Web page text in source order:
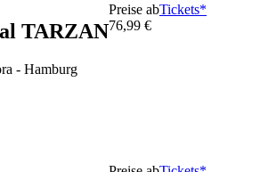
TARZAN
- Hamburg
Preise ab
76,99 €
Tickets*